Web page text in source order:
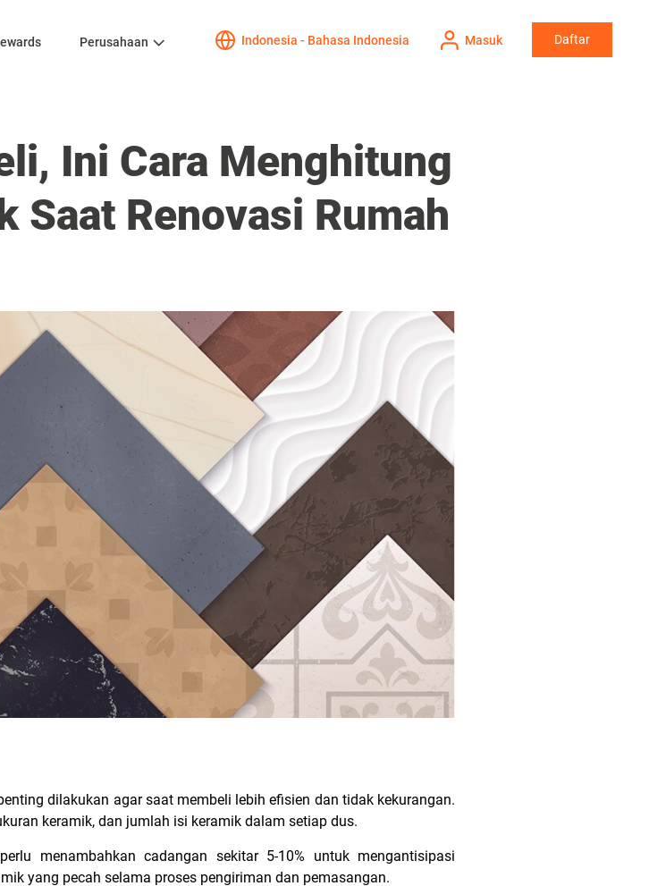
Perusahaan Indonesia - Bahasa Indonesia Masuk Daftar
Ini Cara Menghitung
Saat Renovasi Rumah
dilakukan agar saat membeli lebih efisien dan tidak kekurangan.
keramik, dan jumlah isi keramik dalam setiap dus.
menambahkan cadangan sekitar 5-10% untuk mengantisipasi
yang pecah selama proses pengiriman dan pemasangan.